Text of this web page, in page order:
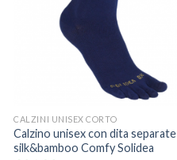
CALZINI UNISEX CORTO
Calzino unisex con dita separate
silk&bamboo Comfy Solidea